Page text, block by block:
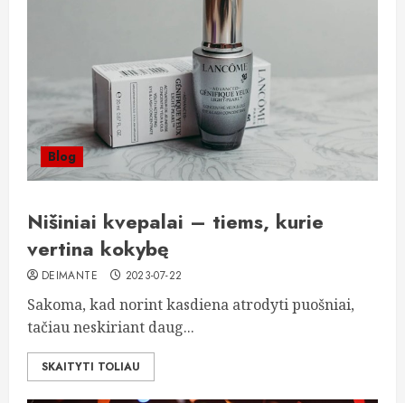
Blog
Nišiniai kvepalai – tiems, kurie
vertina kokybę
DEIMANTE 2023-07-22
Sakoma, kad norint kasdiena atrodyti puošniai,
tačiau neskiriant daug...
SKAITYTI TOLIAU